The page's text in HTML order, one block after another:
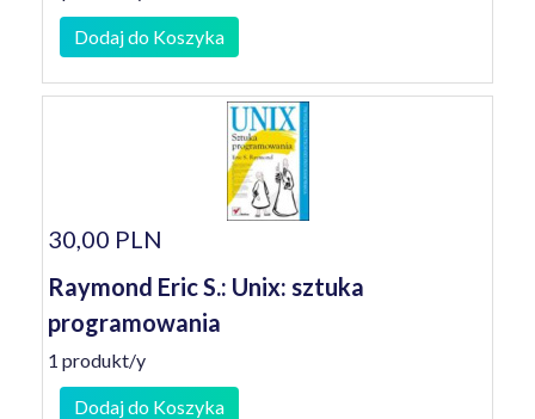
Dodaj do Koszyka
30,00 PLN
Raymond Eric S.: Unix: sztuka
programowania
1 produkt/y
Dodaj do Koszyka